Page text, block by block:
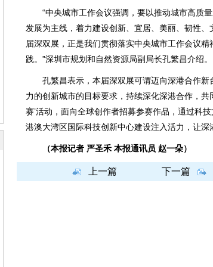
“中央城市工作会议强调，要以推动城市高质量
发展为主线，着力建设创新、宜居、美丽、韧性
届深双展，正是我们贯彻落实中央城市工作会议
践。”深圳市规划和自然资源局副局长孔繁昌介绍。
孔繁昌表示，本届深双展可谓迈向深港合作新
力的创新城市的目标要求，持续深化深港合作，共
赛’活动，面向全球创作者招募参赛作品，通过科
港澳大湾区国际科技创新中心建设注入活力，让深
（本报记者 严圣禾 本报通讯员 赵一朵）
上一篇 下一篇